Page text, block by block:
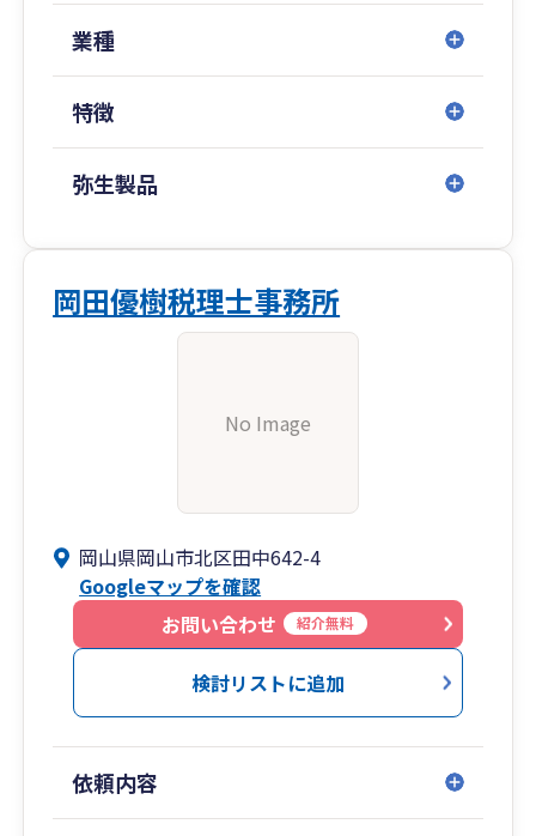
業種
特徴
弥生製品
岡田優樹税理士事務所
No Image
岡山県岡山市北区田中642-4
Googleマップを確認
お問い合わせ
紹介無料
検討リストに追加
依頼内容